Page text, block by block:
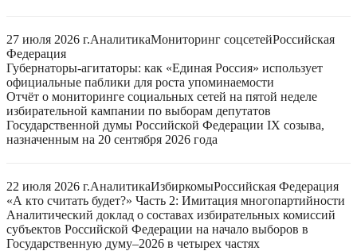
27 июля 2026 г.АналитикаМониторинг соцсетейРоссийская
Федерация
Губернаторы-агитаторы: как «Единая Россия» использует
официальные паблики для роста упоминаемости
Отчёт о мониторинге социальных сетей на пятой неделе
избирательной кампании по выборам депутатов
Государственной думы Российской Федерации IX созыва,
назначенным на 20 сентября 2026 года
22 июля 2026 г.АналитикаИзбиркомыРоссийская Федерация
«А кто считать будет?» Часть 2: Имитация многопартийности
Аналитический доклад о составах избирательных комиссий
субъектов Российской Федерации на начало выборов в
Государственную думу–2026 в четырех частях